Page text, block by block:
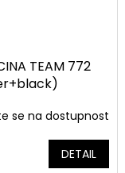
TEAM 772
se na dostupnost
DETAIL